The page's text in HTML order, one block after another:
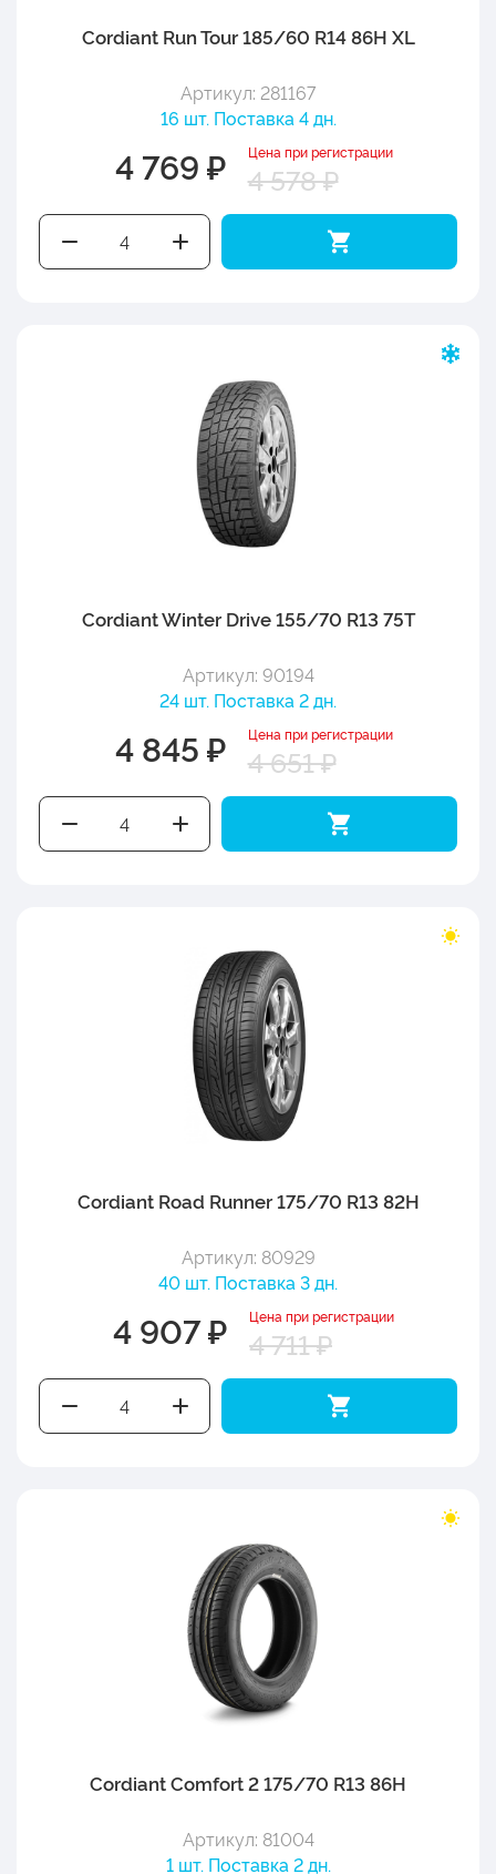
Cordiant Run Tour 185/60 R14 86H XL
Артикул: 281167
16 шт. Поставка 4 дн.
4 769 ₽ Цена при регистрации
4 578 ₽
Cordiant Winter Drive 155/70 R13 75T
Артикул: 90194
24 шт. Поставка 2 дн.
4 845 ₽ Цена при регистрации
4 651 ₽
Cordiant Road Runner 175/70 R13 82H
Артикул: 80929
40 шт. Поставка 3 дн.
4 907 ₽ Цена при регистрации
4 711 ₽
Cordiant Comfort 2 175/70 R13 86H
Артикул: 81004
1 шт. Поставка 2 дн.